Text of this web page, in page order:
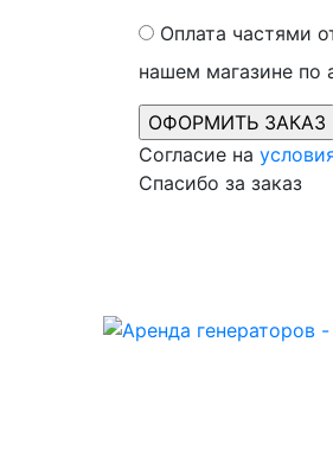
Оплата частями
нашем магазине по
Согласие на
Спасибо за заказ